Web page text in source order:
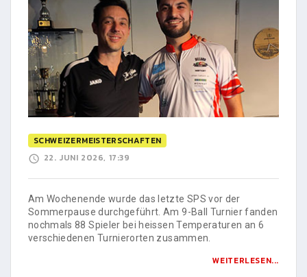
SCHWEIZERMEISTERSCHAFTEN
22. JUNI 2026, 17:39
Am Wochenende wurde das letzte SPS vor der
Sommerpause durchgeführt. Am 9-Ball Turnier fanden
nochmals 88 Spieler bei heissen Temperaturen an 6
verschiedenen Turnierorten zusammen.
WEITERLESEN...